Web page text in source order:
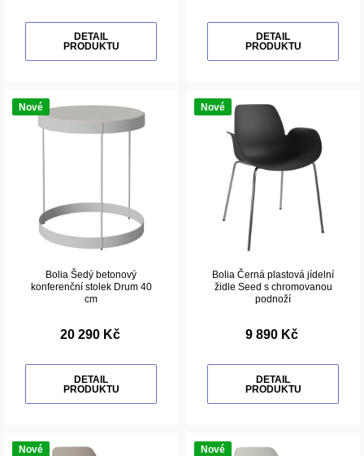
DETAIL
PRODUKTU
DETAIL
PRODUKTU
Nové
Bolia Šedý betonový
konferenční stolek Drum 40
cm
20 290 Kč
DETAIL
PRODUKTU
Nové
Bolia Černá plastová jídelní
židle Seed s chromovanou
podnoží
9 890 Kč
DETAIL
PRODUKTU
Nové Nové